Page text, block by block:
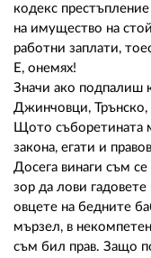
кодекс
на имущество на
работни заплати,
Е, онемях!
Значи ако подпалиш
Джинчовци, Трънско,
Щото съборетината
закона, егати и
Досега винаги съм
зор да лови
овцете на бедните
мързел, в
съм бил прав. Защо